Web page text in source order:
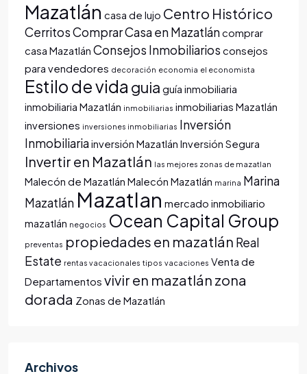
Mazatlán casa de lujo Centro Histórico
CerritosComprar Casa en Mazatláncomprar
casa Mazatlán Consejos Inmobiliarios consejos
para vendedores decoración economia el economista
Estilo de vida guia guía inmobiliaria
inmobiliaria Mazatlán inmobiliarias inmobiliarias Mazatlán
inversiones inversiones inmobiliarias Inversión
Inmobiliariainversión Mazatlán Inversión Segura
Invertir en Mazatlán las mejores zonas de mazatlan
Malecón de Mazatlán Malecón Mazatlán marina Marina
Mazatlán Mazatlan mercado inmobiliario
mazatlán negocios Ocean Capital Group
preventas propiedades en mazatlán Real
Estate rentas vacacionales tipos vacaciones Venta de
Departamentos vivir en mazatlán zona
dorada Zonas de Mazatlán
Archivos